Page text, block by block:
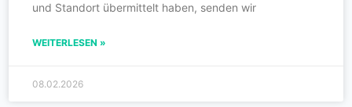
und Standort übermittelt haben, senden wir
WEITERLESEN »
08.02.2026